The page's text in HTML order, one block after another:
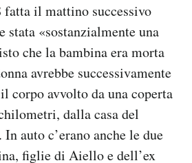
fatta il mattino successivo
stata «sostanzialmente una
che la bambina era morta
avrebbe successivamente
corpo avvolto da una coperta
dalla casa del
auto c’erano anche le due
figlie di Aiello e dell’ex